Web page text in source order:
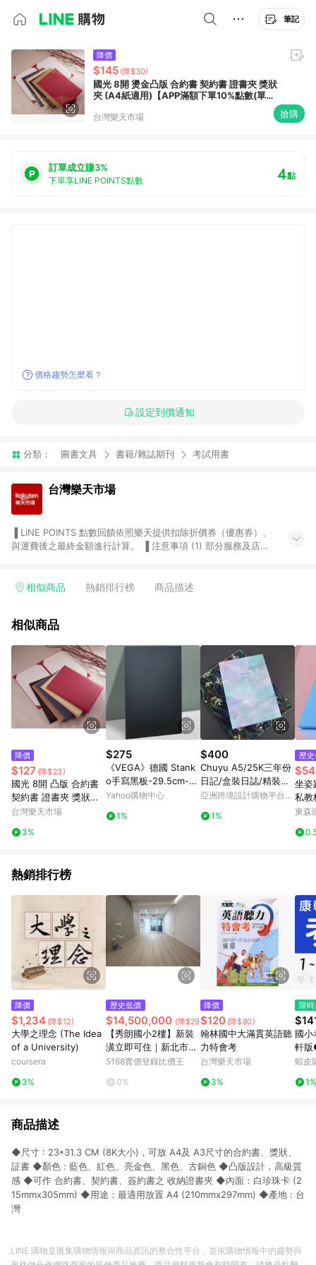
筆記
降價
$145 (降$30)
國光 8開 燙金凸版 合約書 契約書 證書夾 獎狀
夾 (A4紙適用)【APP滿額下單10%點數(單一
台灣樂天市場 搶購
訂單成立賺3%
下單享LINE POINTS點數 4點
價格趨勢怎麼看？
設定到價通知
分類： 圖書文具 書籍/雜誌期刊 考試用書
台灣樂天市場
與運費後之最終金額進行計算。 ▐ 注意事項 (1) 部分服務及店家
Smart mobile、神腦生活、JS巨盛、樂天KOBO電子書，請詳閱
台灣樂天市場，並在同一瀏覽器於24小時內結帳，才享有 LINE
市場 45 天內完成訂單出貨及結帳，則不符合贈點資格。 (4) 如
使用APP、或中途瀏覽比價網、回饋網、Google等其他網頁、或
由網頁版(電腦版/手機版網頁)切換為App都將會造成追蹤中斷而
無法進行 LINE POINTS 回饋。 (5) LINE 購物為購物資訊整合性
平台，商品資料更新會有時間差，如顯示之商品規格、顏色、價
位、贈品與台灣樂天市場銷售網頁不符，以銷售網頁標示為準。
(6) 導購訂單已逾 365 天，根據台灣樂天回饋規定，逾期訂單將
點數回饋或點數回饋有爭議，台灣樂天市場保有更改條款與法律
追訴之權利，活動詳情以樂天市場網站公告為準。
相似商品 熱銷排行榜 商品描述
相似商品
降價
$127 (降$23)
國光 8開 凸版 合約書
契約書 證書夾 獎狀夾
(A4紙適用)【APP滿額
最高1500點)】8/31止
台灣樂天市場
3%
$275
《VEGA》德國 Stank
o手寫黑板-29.5cm--
布告欄 公佈欄 告示欄
Yahoo購物中心
1%
$400
Chuyu A5/25K三年份
日記/盒裝日誌/精裝筆
記/硬殼手札/光彩淡藍
亞洲跨境設計購物平台
1%
歷
坐姿
私教
手肘
東森
熱銷排行榜
降價
$1,234 (降$12)
大學之理念 (The Idea
of a University)
coursera
3%
歷史低價
$14,500,000 (降$29,480,000)
【秀朗國小2樓】新裝
潢立即可住｜新北市永
和區民生路
5168實價登錄比價王
0%
降價
$120 (降$80)
翰林國中大滿貫英語聽
力特會考
台灣樂天市場
3%
限
國
軒版
(校
蝦皮
1%
商品描述
◆尺寸 : 23*31.3 CM (8K大小)，可放 A4及 A3尺寸的合約書、獎狀、
証書 ◆顏色 : 藍色、紅色、亮金色、黑色、古銅色 ◆凸版設計，高級質
感 ◆可作 合約書、契約書、簽約書之 收納證書夾 ◆內面：白珍珠卡 (2
15mmx305mm) ◆用途：最適用放置 A4 (210mmx297mm) ◆產地 : 台
灣
LINE 購物是匯集購物情報與商品資訊的整合性平台，並依購物情報中的趨勢與